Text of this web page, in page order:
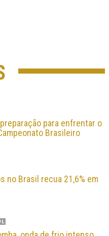
para enfrentar o
Brasileiro
no Brasil recua 21,6% em